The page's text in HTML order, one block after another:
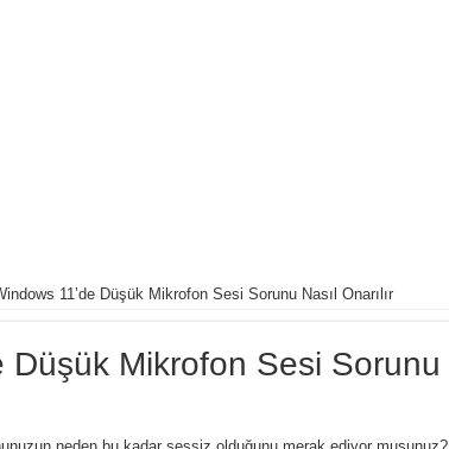
11’de Düşük Mikrofon Sesi Sorunu Nasıl Onarılır
Düşük Mikrofon Sesi Sorunu